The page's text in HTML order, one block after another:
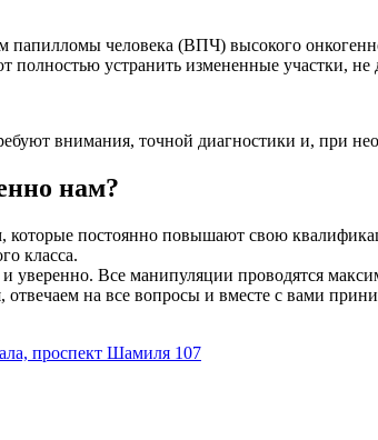
человека (ВПЧ) высокого
устранить измененные участки, не
внимания, точной диагностики и, при
нам?
постоянно повышают свою
класса.
Все манипуляции проводятся
на все вопросы и вместе с вами
проспект Шамиля 107